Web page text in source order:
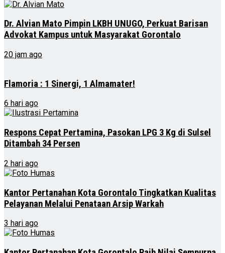
Dr. Alvian Mato Pimpin LKBH UNUGO, Perkuat Barisan
Advokat Kampus untuk Masyarakat Gorontalo
20 jam ago
Flamoria : 1 Sinergi, 1 Almamater!
6 hari ago
Respons Cepat Pertamina, Pasokan LPG 3 Kg di Sulsel
Ditambah 34 Persen
2 hari ago
Kantor Pertanahan Kota Gorontalo Tingkatkan Kualitas
Pelayanan Melalui Penataan Arsip Warkah
3 hari ago